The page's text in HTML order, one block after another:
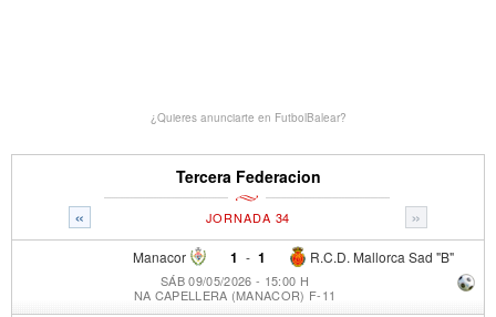
¿Quieres anunciarte en FutbolBalear?
Tercera Federacion
« »
JORNADA 34
Manacor 1 - R.C.D. Mallorca Sad "B"
1
SÁB 09/05/2026 - 15:00 H
NA CAPELLERA (MANACOR) F-11